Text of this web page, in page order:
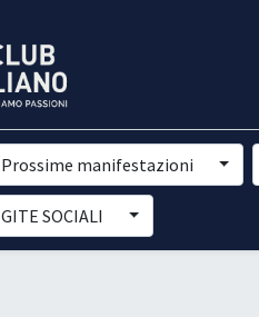
Prossime manifestazioni
GITE SOCIALI